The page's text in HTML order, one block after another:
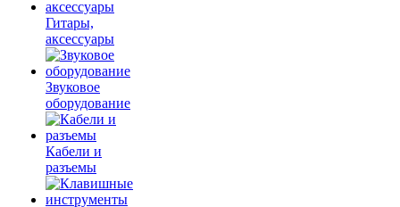
Гитары,
аксессуары
Звуковое
оборудование
Кабели и
разъемы